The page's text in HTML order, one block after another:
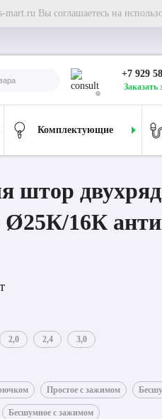
Вы соглашаетесь на
+7 929
Заказать
Комплектующие
красный
штор
Ø25К/16К
2,0 2,4 3,0
Простое с зажимом
Бесшумное с зажимом